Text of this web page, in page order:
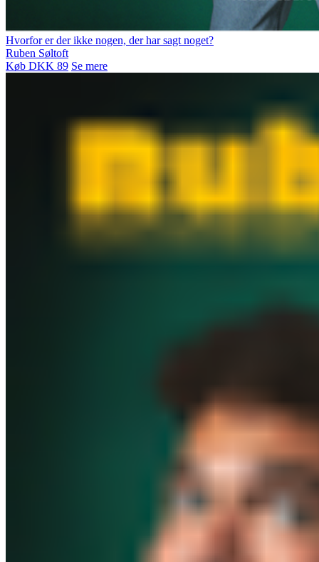
Hvorfor er der ikke nogen, der har sagt noget?
Ruben Søltoft
Køb DKK 89 Se mere